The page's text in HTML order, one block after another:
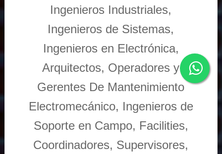
Ingenieros Industriales,
Ingenieros de Sistemas,
Ingenieros en Electrónica,
Arquitectos, Operadores y
Gerentes De Mantenimiento
Electromecánico, Ingenieros de
Soporte en Campo, Facilities,
Coordinadores, Supervisores,